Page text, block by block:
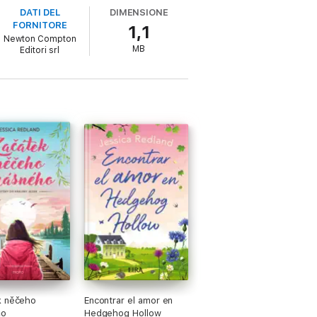
e, per qualche ora, riesce a farti
alla sua forza d’animo, al suo
ispirazione per le ambientazioni
completamente alla scrittura. Vive con il
DATI DEL
FORNITORE
Newton Compton
Editori srl
DIMENSIONE
1,1
MB
něčeho
Encontrar el amor en
Hedgehog Hollow